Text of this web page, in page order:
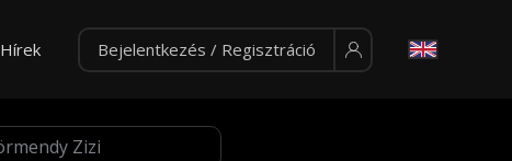
Hírek Bejelentkezés / Regisztráció